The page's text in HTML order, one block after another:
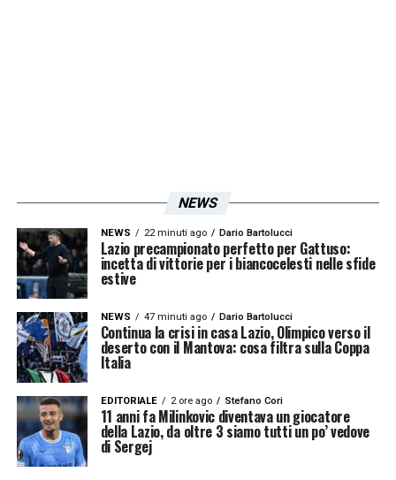
conquistare un trofeo, ma anche un banco di
prova per misurare la propria crescita in vista
della stagione di campionato. La vittoria
all’esordio ha dato fiducia all’ambiente, ma la
sfida contro la Juventus sarà un passaggio
cruciale per capire le reali ambizioni della
squadra.
Con Karczewska e Visentin in grande forma
NEWS
NEWS 22 minuti ago Dario Bartolucci
Lazio precampionato perfetto per Gattuso:
incetta di vittorie per i biancocelesti nelle sfide
estive
NEWS 47 minuti ago Dario Bartolucci
Continua la crisi in casa Lazio, Olimpico verso il
deserto con il Mantova: cosa filtra sulla Coppa
Italia
EDITORIALE 2 ore ago Stefano Cori
11 anni fa Milinkovic diventava un giocatore
della Lazio, da oltre 3 siamo tutti un po’ vedove
di Sergej